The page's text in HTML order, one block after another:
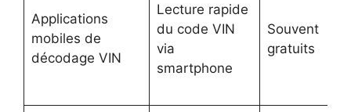
Applications
mobiles de
décodage VIN
Lecture rapide
du code VIN
via
smartphone
Souvent
gratuits